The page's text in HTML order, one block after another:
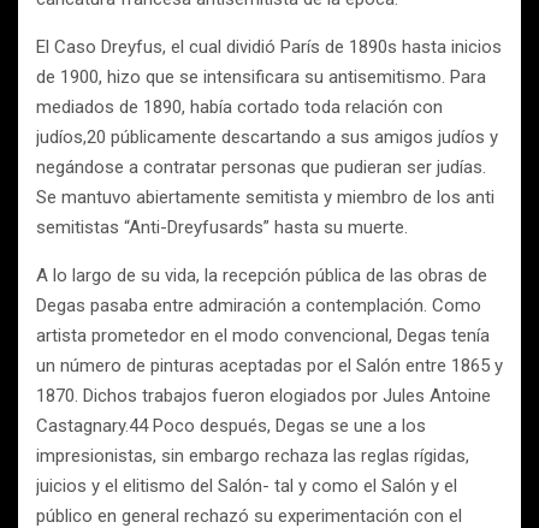
El Caso Dreyfus, el cual dividió París de 1890s hasta inicios
de 1900, hizo que se intensificara su antisemitismo. Para
mediados de 1890, había cortado toda relación con
judíos,20 públicamente descartando a sus amigos judíos y
negándose a contratar personas que pudieran ser judías.
Se mantuvo abiertamente semitista y miembro de los anti
semitistas “Anti-Dreyfusards” hasta su muerte.
A lo largo de su vida, la recepción pública de las obras de
Degas pasaba entre admiración a contemplación. Como
artista prometedor en el modo convencional, Degas tenía
un número de pinturas aceptadas por el Salón entre 1865 y
1870. Dichos trabajos fueron elogiados por Jules Antoine
Castagnary.44 Poco después, Degas se une a los
impresionistas, sin embargo rechaza las reglas rígidas,
juicios y el elitismo del Salón- tal y como el Salón y el
público en general rechazó su experimentación con el